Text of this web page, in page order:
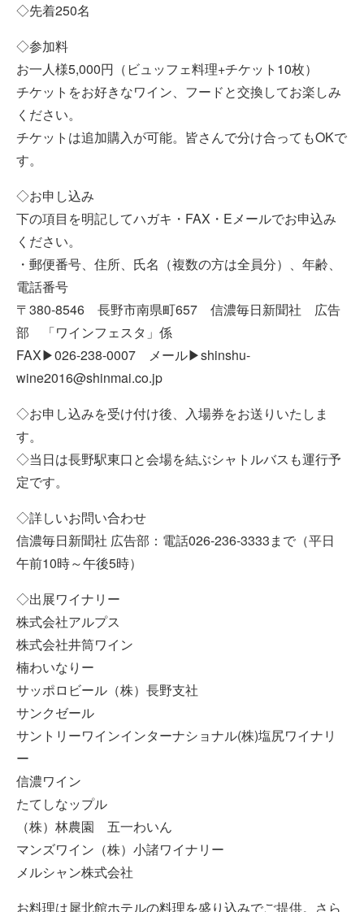
◇先着250名
◇参加料
お一人様5,000円（ビュッフェ料理+チケット10枚）
チケットをお好きなワイン、フードと交換してお楽しみ
ください。
チケットは追加購入が可能。皆さんで分け合ってもOKで
す。
◇お申し込み
下の項目を明記してハガキ・FAX・Eメールでお申込み
ください。
・郵便番号、住所、氏名（複数の方は全員分）、年齢、
電話番号
〒380-8546 長野市南県町657 信濃毎日新聞社 広告
部 「ワインフェスタ」係
FAX▶026-238-0007 メール▶shinshu-
wine2016@shinmai.co.jp
◇お申し込みを受け付け後、入場券をお送りいたしま
す。
◇当日は長野駅東口と会場を結ぶシャトルバスも運行予
定です。
◇詳しいお問い合わせ
信濃毎日新聞社 広告部：電話026-236-3333まで（平日
午前10時～午後5時）
◇出展ワイナリー
株式会社アルプス
株式会社井筒ワイン
楠わいなりー
サッポロビール（株）長野支社
サンクゼール
サントリーワインインターナショナル(株)塩尻ワイナリ
ー
信濃ワイン
たてしなップル
（株）林農園 五一わいん
マンズワイン（株）小諸ワイナリー
メルシャン株式会社
お料理は犀北館ホテルの料理を盛り込みでご提供。さら